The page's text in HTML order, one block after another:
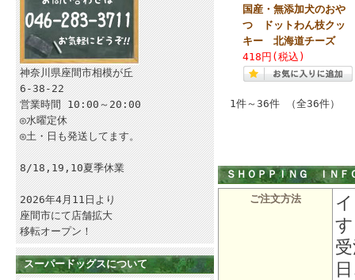
神奈川県座間市相模が丘
6-38-22
営業時間 10:00～20:00
◎水曜定休
◎土・日も発送してます。
8/18,19,10夏季休業
2026年4月11日より
座間市にて店舗拡大
移転オープン！
スーパードッグスについて
国産・無添加犬のおや
つ ドットわん枝クッ
キー 北海道チーズ
418円(税込)
1件～36件 （全36件）
ＳＨＯＰＰＩＮＧ ＩＮＦ
ご注文方法